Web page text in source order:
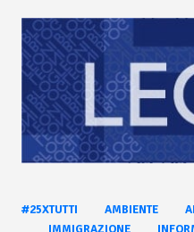
#25XTUTTI AMBIENTE